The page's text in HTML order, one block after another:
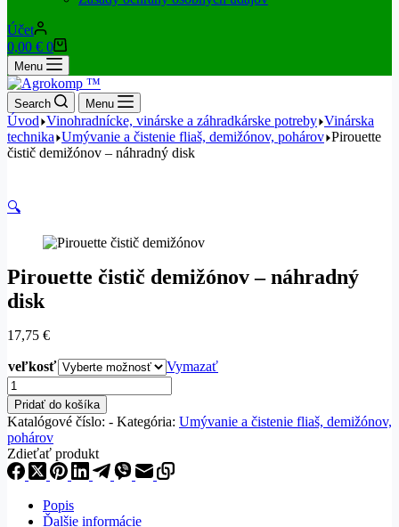
Účet
Nákupný
košík
0,00 € 0
Menu
Search Menu
Úvod Vinohradnícke, vinárske a záhradkárske potreby Vinárska
technika Umývanie a čistenie fliaš, demižónov, pohárov Pirouette
čistič demižónov – náhradný disk
🔍
Pirouette čistič demižónov – náhradný
disk
17,75 €
veľkosť
Vymazať
množstvo
Pirouette
čistič
demižónov
-
náhradný
disk
Pridať do košíka
Katalógové číslo: - Kategória: Umývanie a čistenie fliaš, demižónov,
pohárov
Zdieťať produkt
Popis
Ďalšie informácie